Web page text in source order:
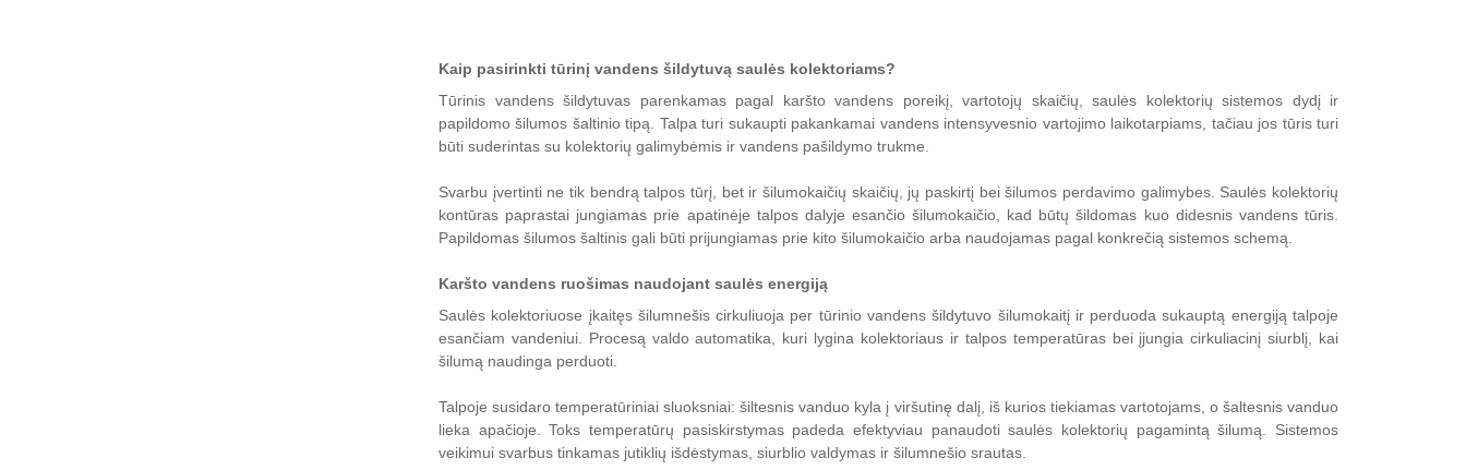
Kaip pasirinkti tūrinį vandens šildytuvą saulės kolektoriams?
Tūrinis vandens šildytuvas parenkamas pagal karšto vandens poreikį, vartotojų skaičių, saulės kolektorių sistemos dydį ir
papildomo šilumos šaltinio tipą. Talpa turi sukaupti pakankamai vandens intensyvesnio vartojimo laikotarpiams, tačiau jos tūris turi
būti suderintas su kolektorių galimybėmis ir vandens pašildymo trukme.
Svarbu įvertinti ne tik bendrą talpos tūrį, bet ir šilumokaičių skaičių, jų paskirtį bei šilumos perdavimo galimybes. Saulės kolektorių
kontūras paprastai jungiamas prie apatinėje talpos dalyje esančio šilumokaičio, kad būtų šildomas kuo didesnis vandens tūris.
Papildomas šilumos šaltinis gali būti prijungiamas prie kito šilumokaičio arba naudojamas pagal konkrečią sistemos schemą.
Karšto vandens ruošimas naudojant saulės energiją
Saulės kolektoriuose įkaitęs šilumnešis cirkuliuoja per tūrinio vandens šildytuvo šilumokaitį ir perduoda sukauptą energiją talpoje
esančiam vandeniui. Procesą valdo automatika, kuri lygina kolektoriaus ir talpos temperatūras bei įjungia cirkuliacinį siurblį, kai
šilumą naudinga perduoti.
Talpoje susidaro temperatūriniai sluoksniai: šiltesnis vanduo kyla į viršutinę dalį, iš kurios tiekiamas vartotojams, o šaltesnis vanduo
lieka apačioje. Toks temperatūrų pasiskirstymas padeda efektyviau panaudoti saulės kolektorių pagamintą šilumą. Sistemos
veikimui svarbus tinkamas jutiklių išdėstymas, siurblio valdymas ir šilumnešio srautas.